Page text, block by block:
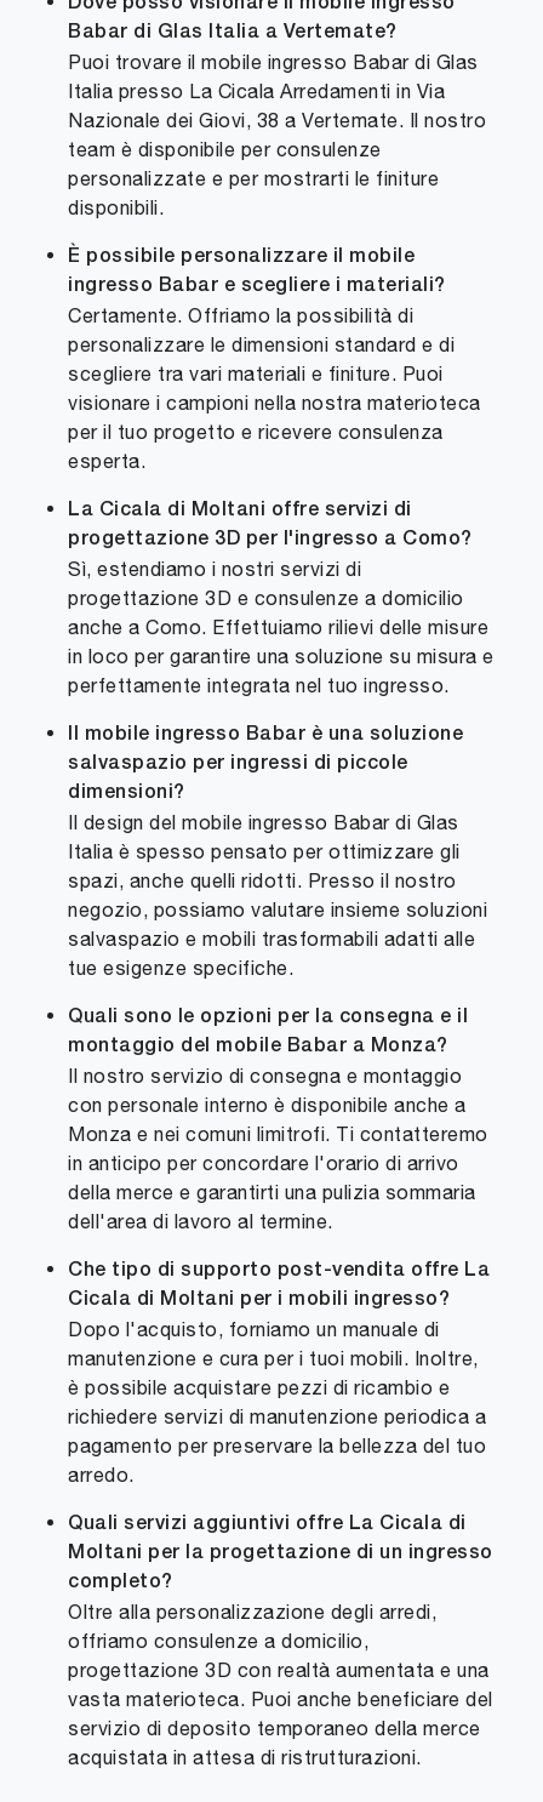
Dove posso visionare il mobile ingresso
Babar di Glas Italia a Vertemate?
Puoi trovare il mobile ingresso Babar di Glas
Italia presso La Cicala Arredamenti in Via
Nazionale dei Giovi, 38 a Vertemate. Il nostro
team è disponibile per consulenze
personalizzate e per mostrarti le finiture
disponibili.
È possibile personalizzare il mobile
ingresso Babar e scegliere i materiali?
Certamente. Offriamo la possibilità di
personalizzare le dimensioni standard e di
scegliere tra vari materiali e finiture. Puoi
visionare i campioni nella nostra materioteca
per il tuo progetto e ricevere consulenza
esperta.
La Cicala di Moltani offre servizi di
progettazione 3D per l'ingresso a Como?
Sì, estendiamo i nostri servizi di
progettazione 3D e consulenze a domicilio
anche a Como. Effettuiamo rilievi delle misure
in loco per garantire una soluzione su misura e
perfettamente integrata nel tuo ingresso.
Il mobile ingresso Babar è una soluzione
salvaspazio per ingressi di piccole
dimensioni?
Il design del mobile ingresso Babar di Glas
Italia è spesso pensato per ottimizzare gli
spazi, anche quelli ridotti. Presso il nostro
negozio, possiamo valutare insieme soluzioni
salvaspazio e mobili trasformabili adatti alle
tue esigenze specifiche.
Quali sono le opzioni per la consegna e il
montaggio del mobile Babar a Monza?
Il nostro servizio di consegna e montaggio
con personale interno è disponibile anche a
Monza e nei comuni limitrofi. Ti contatteremo
in anticipo per concordare l'orario di arrivo
della merce e garantirti una pulizia sommaria
dell'area di lavoro al termine.
Che tipo di supporto post-vendita offre La
Cicala di Moltani per i mobili ingresso?
Dopo l'acquisto, forniamo un manuale di
manutenzione e cura per i tuoi mobili. Inoltre,
è possibile acquistare pezzi di ricambio e
richiedere servizi di manutenzione periodica a
pagamento per preservare la bellezza del tuo
arredo.
Quali servizi aggiuntivi offre La Cicala di
Moltani per la progettazione di un ingresso
completo?
Oltre alla personalizzazione degli arredi,
offriamo consulenze a domicilio,
progettazione 3D con realtà aumentata e una
vasta materioteca. Puoi anche beneficiare del
servizio di deposito temporaneo della merce
acquistata in attesa di ristrutturazioni.